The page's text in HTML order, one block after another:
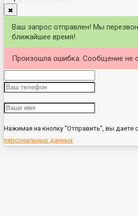
✖
Ваш запрос отправлен! Мы
ближайшее время!
Произошла ошибка. Сообщение не
Нажимая на кнопку "Отправить", вы даете
персональных данных